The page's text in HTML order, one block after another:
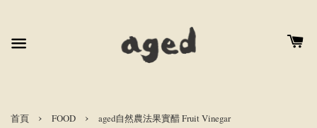
首頁 › FOOD › aged自然農法果實醋 Fruit Vinegar